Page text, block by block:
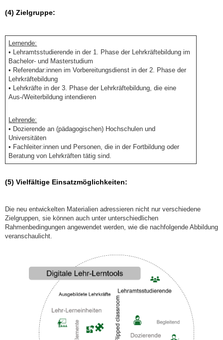
(4) Zielgruppe:
Lernende:
• Lehramtsstudierende in der 1. Phase der Lehrkräftebildung im
Bachelor- und Masterstudium
• Referendar:innen im Vorbereitungsdienst in der 2. Phase der
Lehrkräftebildung
• Lehrkräfte in der 3. Phase der Lehrkräftebildung, die eine
Aus-/Weiterbildung intendieren
Lehrende:
• Dozierende an (pädagogischen) Hochschulen und
Universitäten
• Fachleiter:innen und Personen, die in der Fortbildung oder
Beratung von Lehrkräften tätig sind.
(5) Vielfältige Einsatzmöglichkeiten:
Die neu entwickelten Materialien adressieren nicht nur verschiedene
Zielgruppen, sie können auch unter unterschiedlichen
Rahmenbedingungen angewendet werden, wie die nachfolgende Abbildung
veranschaulicht.